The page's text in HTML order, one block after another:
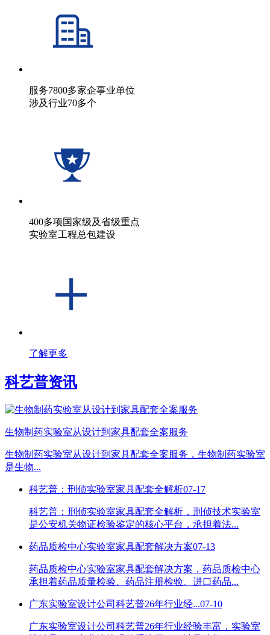
服务7800多家企事业单位
涉及行业70多个
400多项国家级及省级重点
实验室工程总包建设
了解更多
科艺普资讯
生物制药实验室从设计到家具配套全案服务
生物制药实验室从设计到家具配套全案服务，生物制药实验室
是生物...
科艺普：刑侦实验室家具配套全解析07-17
科艺普：刑侦实验室家具配套全解析，刑侦技术实验室
是公安机关物证检验鉴定的核心平台，承担着法...
药品质检中心实验室家具配套解决方案07-13
药品质检中心实验室家具配套解决方案，药品质检中心
承担着药品质量检验、药品注册检验、进口药品...
广东实验室设计公司科艺普26年行业经...07-10
广东实验室设计公司科艺普26年行业经验丰富，实验室